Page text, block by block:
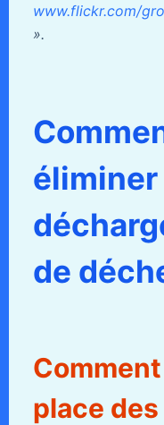
www.flickr.com/
».
éliminer
de
place